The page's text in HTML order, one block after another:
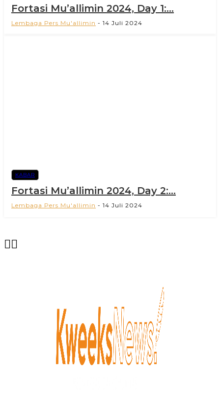
Fortasi Mu’allimin 2024, Day 1:...
Lembaga Pers Mu'allimin - 14 Juli 2024
KABAR
Fortasi Mu’allimin 2024, Day 2:...
Lembaga Pers Mu'allimin - 14 Juli 2024